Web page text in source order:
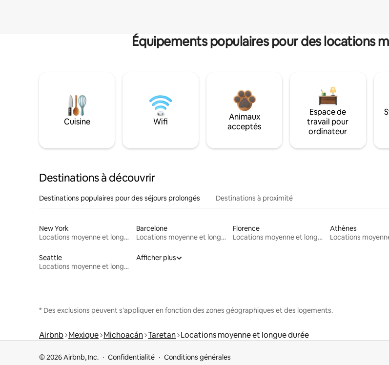
Équipements populaires pour des locations
Cuisine Wifi
Animaux
acceptés
Espace de
travail pour
ordinateur
Destinations à découvrir
Destinations populaires pour des séjours prolongés Destinations à proximité
New York
Locations moyenne et longue durée
Barcelone
Locations moyenne et longue durée
Florence
Locations moyenne et longue durée
Athènes
Seattle
Locations moyenne et longue durée
Afficher plus
* Des exclusions peuvent s'appliquer en fonction des zones géographiques et des logements.
Airbnb Mexique Michoacán Taretan Locations moyenne et longue durée
© 2026 Airbnb, Inc. Confidentialité Conditions générales